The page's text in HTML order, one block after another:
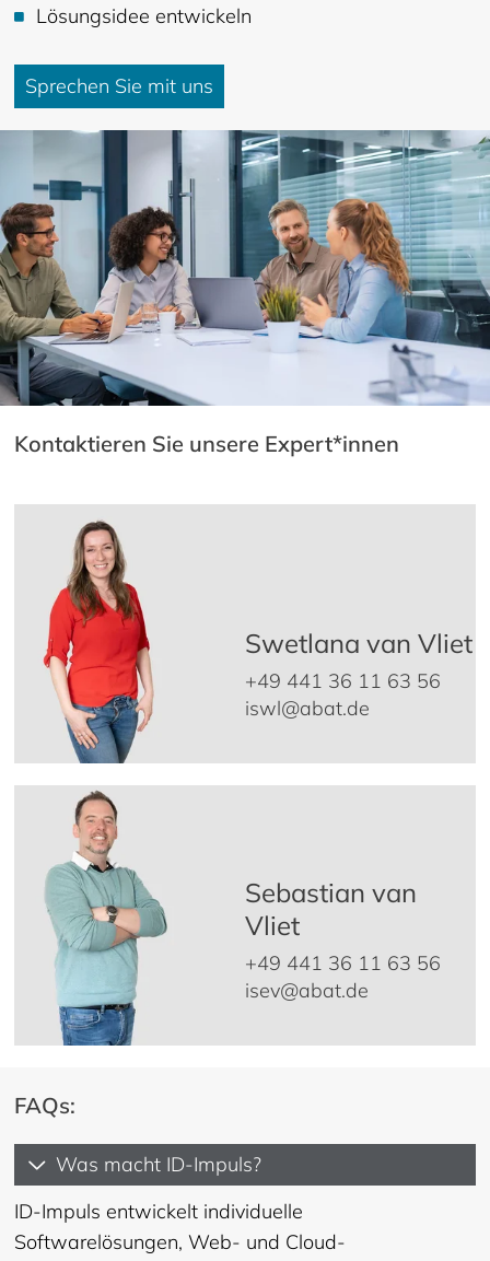
Lösungsidee entwickeln
Sprechen Sie mit uns
Kontaktieren Sie unsere Expert*innen
Swetlana van Vliet
+49 441 36 11 63 56
iswl@abat.de
Sebastian van
Vliet
+49 441 36 11 63 56
isev@abat.de
FAQs:
Was macht ID-Impuls?
ID-Impuls entwickelt individuelle
Softwarelösungen, Web- und Cloud-